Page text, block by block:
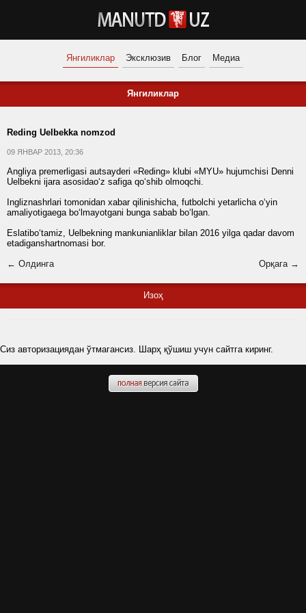
Янгиликлар Эксклюзив Блог Медиа
Янгиликлар
Reding Uelbekka nomzod
09 ЯНВАР 2013, 20:36
Angliya premerligasi autsayderi «Reding» klubi «MYU» hujumchisi Denni
Uelbekni ijara asosidao‘z safiga qo‘shib olmoqchi.
Ingliznashrlari tomonidan xabar qilinishicha, futbolchi yetarlicha o‘yin
amaliyotigaega bo‘lmayotgani bunga sabab bo‘lgan.
Eslatibo‘tamiz, Uelbekning mankunianliklar bilan 2016 yilga qadar davom
etadiganshartnomasi bor.
← Олдинга
Орқага →
Изоҳ
Сиз авторизациядан ўтмагансиз. Шарҳ қўшиш учун сайтга киринг.